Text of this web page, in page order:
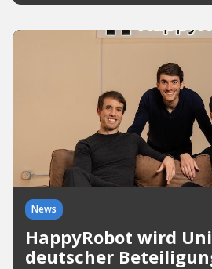
News
HappyRobot wird
deutscher